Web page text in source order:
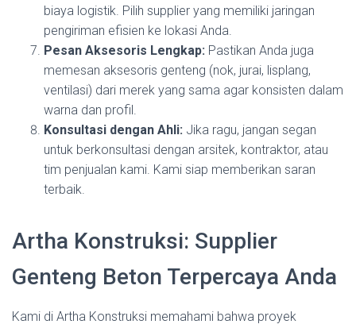
biaya logistik. Pilih supplier yang memiliki jaringan
pengiriman efisien ke lokasi Anda.
Pesan Aksesoris Lengkap: Pastikan Anda juga
memesan aksesoris genteng (nok, jurai, lisplang,
ventilasi) dari merek yang sama agar konsisten dalam
warna dan profil.
Konsultasi dengan Ahli: Jika ragu, jangan segan
untuk berkonsultasi dengan arsitek, kontraktor, atau
tim penjualan kami. Kami siap memberikan saran
terbaik.
Artha Konstruksi: Supplier
Genteng Beton Terpercaya Anda
Kami di Artha Konstruksi memahami bahwa proyek